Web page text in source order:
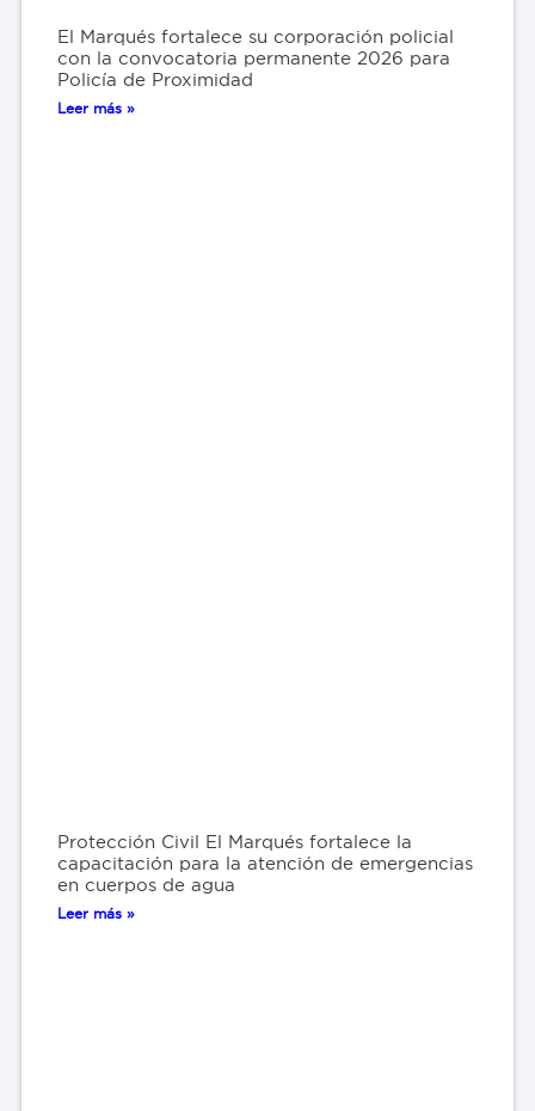
El Marqués fortalece su corporación policial
con la convocatoria permanente 2026 para
Policía de Proximidad
Leer más »
Protección Civil El Marqués fortalece la
capacitación para la atención de emergencias
en cuerpos de agua
Leer más »